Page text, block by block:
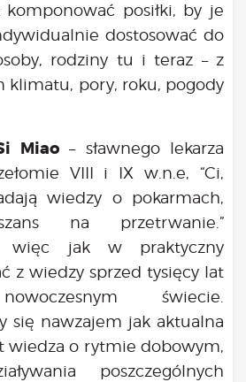
posiłki, by je
dostosować do
rodziny tu i teraz – z
klimatu, pory, roku, pogody
Miao– sławnego lekarza
VIII i IX w.n.e, “Ci,
wiedzy o pokarmach,
na przetrwanie.”
więc jak w praktyczny
z wiedzy sprzed tysięcy lat
świecie.
się nawzajem jak aktualna
wiedza o rytmie dobowym,
poszczególnych